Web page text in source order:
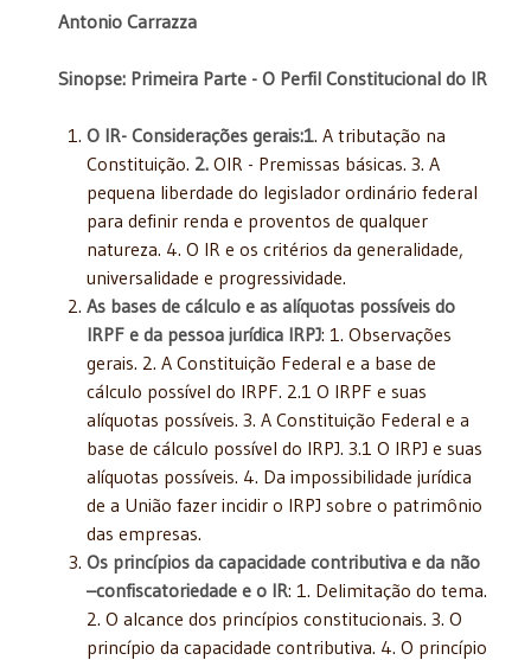
Antonio Carrazza
Sinopse: Primeira Parte - O Perfil Constitucional do IR
O IR- Considerações gerais:1. A tributação na
Constituição. 2. OIR - Premissas básicas. 3. A
pequena liberdade do legislador ordinário federal
para definir renda e proventos de qualquer
natureza. 4. O IR e os critérios da generalidade,
universalidade e progressividade.
As bases de cálculo e as alíquotas possíveis do
IRPF e da pessoa jurídica IRPJ: 1. Observações
gerais. 2. A Constituição Federal e a base de
cálculo possível do IRPF. 2.1 O IRPF e suas
alíquotas possíveis. 3. A Constituição Federal e a
base de cálculo possível do IRPJ. 3.1 O IRPJ e suas
alíquotas possíveis. 4. Da impossibilidade jurídica
de a União fazer incidir o IRPJ sobre o patrimônio
das empresas.
Os princípios da capacidade contributiva e da não
–confiscatoriedade e o IR: 1. Delimitação do tema.
2. O alcance dos princípios constitucionais. 3. O
princípio da capacidade contributiva. 4. O princípio